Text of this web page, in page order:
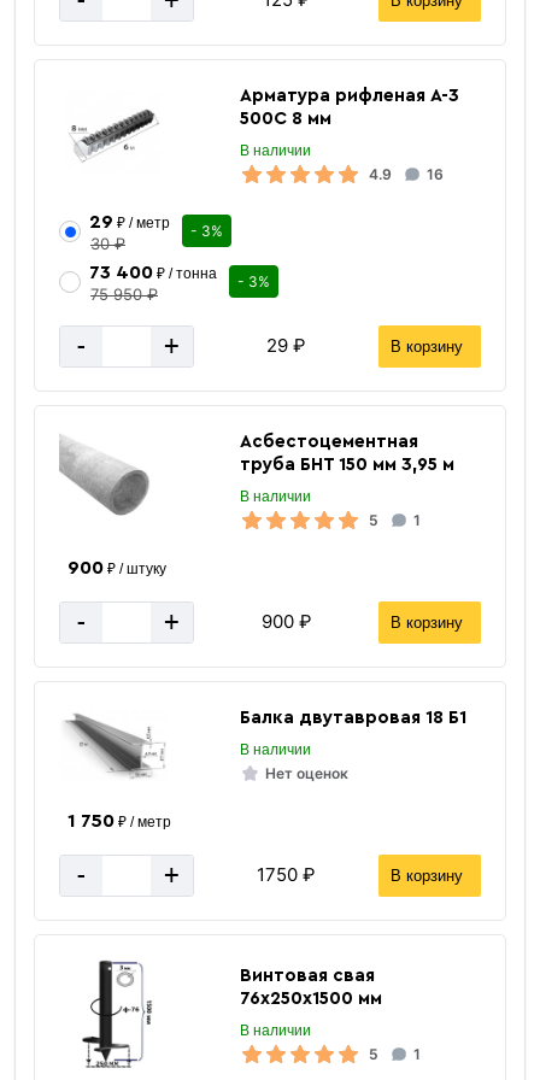
Арматура рифленая А-3
500С 8 мм
В наличии
4.9 16
29 ₽ / метр
30 ₽
- 3%
73 400₽ / тонна
75 950 ₽
- 3%
- + 29 ₽ В корзину
Асбестоцементная
труба БНТ 150 мм 3,95 м
В наличии
5 1
900₽ / штуку
- + 900 ₽ В корзину
Балка двутавровая 18 Б1
В наличии
Нет оценок
1 750₽ / метр
- + 1750 ₽ В корзину
Винтовая свая
76х250х1500 мм
В наличии
5 1
«Быстрый заказ»